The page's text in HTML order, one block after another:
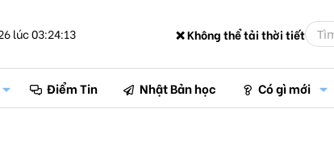
lúc 03:24:13 ❌ Không thể tải thời tiết
Điểm Tin Nhật Bản học Có gì mới